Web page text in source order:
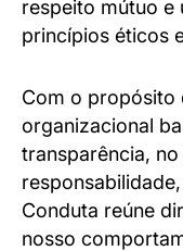
respeito mútuo e
princípios éticos
Com o propósito
organizacional
transparência,
Conduta reúne
nosso